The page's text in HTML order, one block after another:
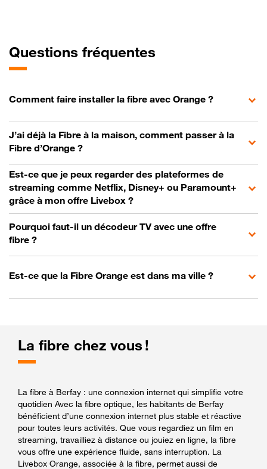
Questions fréquentes
Comment faire installer la fibre avec Orange ?
J’ai déjà la Fibre à la maison, comment passer à la
Fibre d’Orange ?
Est-ce que je peux regarder des plateformes de
streaming comme Netflix, Disney+ ou Paramount+
grâce à mon offre Livebox ?
Pourquoi faut-il un décodeur TV avec une offre
fibre ?
Est-ce que la Fibre Orange est dans ma ville ?
La fibre chez vous !
La fibre à Berfay : une connexion internet qui simplifie votre
quotidien Avec la fibre optique, les habitants de Berfay
bénéficient d’une connexion internet plus stable et réactive
pour toutes leurs activités. Que vous regardiez un film en
streaming, travailliez à distance ou jouiez en ligne, la fibre
vous offre une expérience fluide, sans interruption. La
Livebox Orange, associée à la fibre, permet aussi de